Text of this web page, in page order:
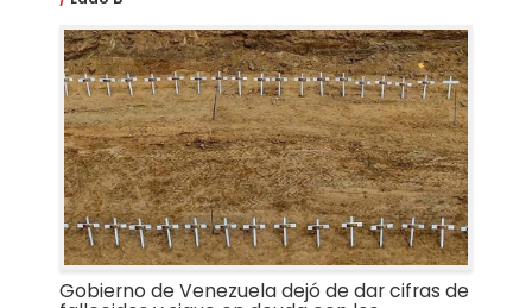
Gobierno de Venezuela dejó de dar cifras de